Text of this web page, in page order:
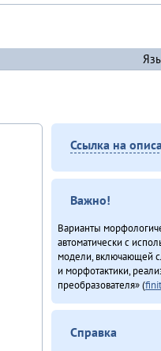
Ссылка на
Важно!
Варианты
автоматически с
модели, включающей
и морфотактики,
преобразователя» (
Справка